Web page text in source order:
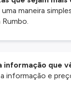
maneira
informação que
informação e